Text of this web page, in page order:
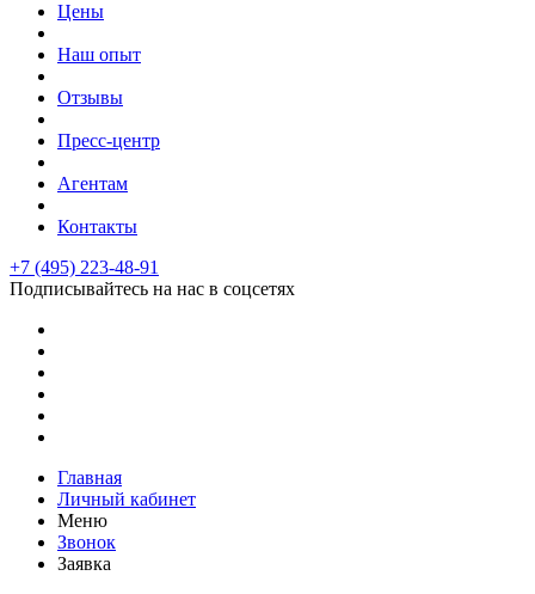
Цены
Наш опыт
Отзывы
Пресс-центр
Агентам
Контакты
+7 (495) 223-48-91
Подписывайтесь на нас в соцсетях
Главная
Личный кабинет
Меню
Звонок
Заявка